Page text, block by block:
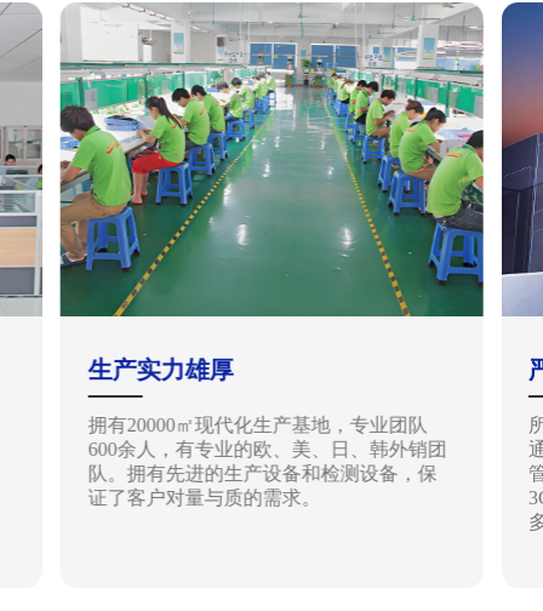
生产实力雄厚
拥有20000㎡现代化生产基地，专业团队
600余人，有专业的欧、美、日、韩外销团
队。拥有先进的生产设备和检测设备，保
证了客户对量与质的需求。